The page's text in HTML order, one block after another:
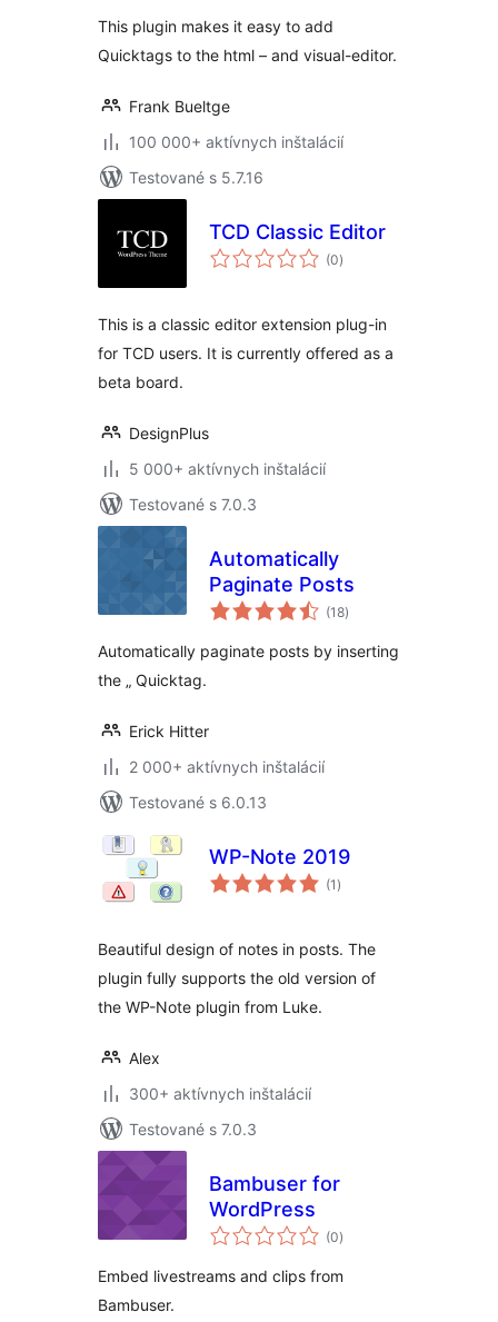
This plugin makes it easy to add
Quicktags to the html – and visual-editor.
Frank Bueltge
100 000+ aktívnych inštalácií
Testované s 5.7.16
TCD Classic Editor
(0celkové
hodnotenie
)
This is a classic editor extension plug-in
for TCD users. It is currently offered as a
beta board.
DesignPlus
5 000+ aktívnych inštalácií
Testované s 7.0.3
Automatically
Paginate Posts
(18celkové
hodnotenie
)
Automatically paginate posts by inserting
the „ Quicktag.
Erick Hitter
2 000+ aktívnych inštalácií
Testované s 6.0.13
WP-Note 2019
(1 celkové
hodnotenie
)
Beautiful design of notes in posts. The
plugin fully supports the old version of
the WP-Note plugin from Luke.
Alex
300+ aktívnych inštalácií
Testované s 7.0.3
Bambuser for
WordPress
(0celkové
hodnotenie
)
Embed livestreams and clips from
Bambuser.